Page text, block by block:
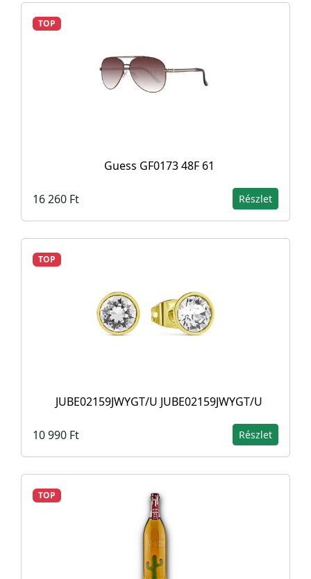
TOP
Guess GF0173 48F 61
16 260 Ft Részlet
TOP
JUBE02159JWYGT/U JUBE02159JWYGT/U
10 990 Ft Részlet
TOP